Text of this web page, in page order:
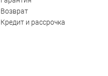
Возврат
Кредит и рассрочка